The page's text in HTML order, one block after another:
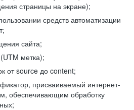
страницы на экране);
средств автоматизации
сайта;
метка);
от source до content;
присваиваемый интернет-
обеспечивающим обработку